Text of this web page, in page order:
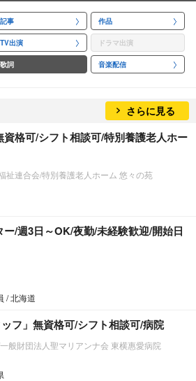
記事 作品
TV出演 ドラマ出演
歌詞 音楽配信
さらに見る
資格可/シフト相談可/特別養護老人ホー
祉連合会/特別養護老人ホーム 悠々の苑
/週3日～OK/夜勤/未経験歓迎/開始日
/ 北海道
ッフ」無資格可/シフト相談可/病院
般財団法人聖マリアンナ会 東横惠愛病院